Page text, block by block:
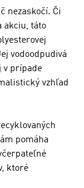
nezaskočí. Či
akciu, táto
vodoodpudivá
v prípade
vzhľad
pomáha
ktoré